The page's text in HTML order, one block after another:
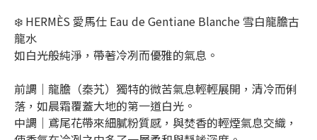
❄️ HERMÈS 愛馬仕 Eau de Gentiane Blanche 雪白龍膽古
龍水
如白光般純淨，帶著冷冽而優雅的氣息。
前調｜龍膽（秦艽）獨特的微苦氣息輕輕展開，清冷而俐
落，如晨霜覆蓋大地的第一道白光。
中調｜鳶尾花帶來細膩粉質感，與焚香的輕煙氣息交織，